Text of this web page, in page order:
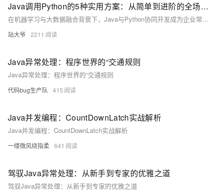
Java调用Python的5种实用方案：从简单到进阶的全场景解析
在机器学习与大数据融合背景下，Java与Python协同开发成为企业常见需求。本文通过真实案例解析5种主流调用方案，涵盖脚本调用到微服务架构，助力开发者根据业务场景选择最优方案，提升开发效率与系统性能。
站大爷 2211
Java异常处理：程序世界的“交通规则
Java异常处理：程序世界的“交通规则
代码bug生产队 415
Java并发编程：CountDownLatch实战解析
Java并发编程：CountDownLatch实战解析
一缕微风绕指柔 641
驾驭Java异常处理：从新手到专家的优雅之道
驾驭Java异常处理：从新手到专家的优雅之道